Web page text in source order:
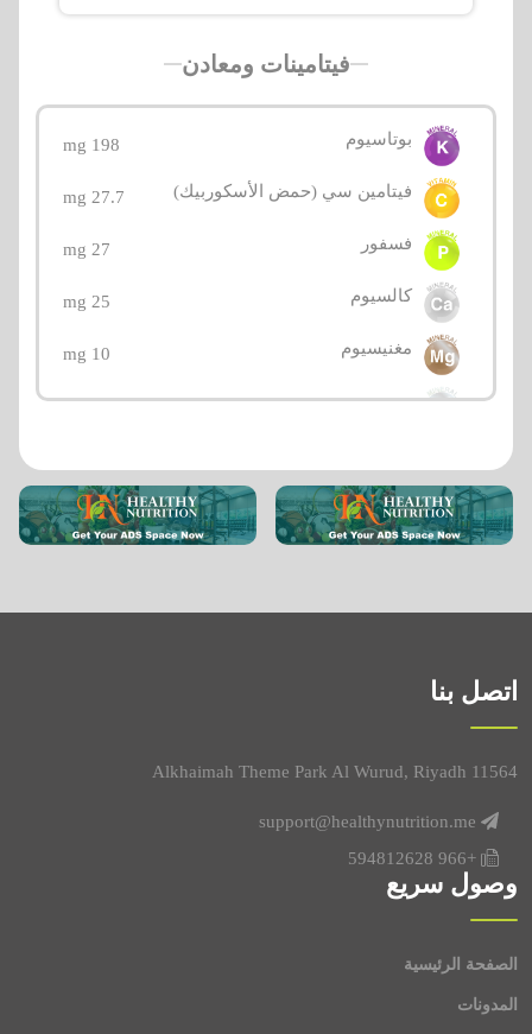
فيتامينات ومعادن
بوتاسيوم 198 mg
فيتامين سي (حمض الأسكوربيك) 27.7 mg
فسفور 27 mg
كالسيوم 25 mg
مغنيسيوم 10 mg
صوديوم 1 mg
حديد 0.31 mg
فيتامين بي5 (حمض البانتوثينيك) 0.286 mg
نحاس
فيتامين بي1 (ثيامين)
فيتامين بي2 (رايبوفلافين)
فيتامين بي9 (حمض الفوليك)
اتصل بنا
Alkhaimah Theme Park Al Wurud, Riyadh 11564
support@healthynutrition.me
+966 594812628
وصول سريع
الصفحة الرئيسية
المدونات